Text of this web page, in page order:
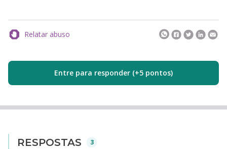
Relatar abuso
Entre para responder (+5 pontos)
RESPOSTAS 3